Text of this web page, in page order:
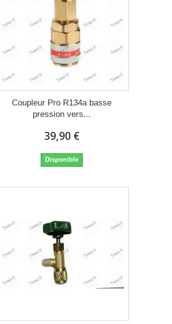
Coupleur Pro R134a basse
pression vers...
39,90 €
Disponible